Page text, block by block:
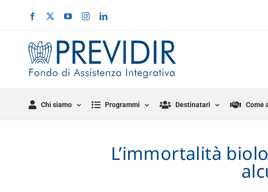
contenuto
Facebook
X YouTubeInstagramLinkedIn
Chi siamo Programmi Destinatari Come
L’immortalità